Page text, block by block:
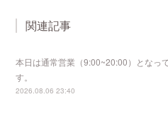
関連記事
本日は通常営業（9:00~20:00）となっ
す。
2026.08.06 23:40